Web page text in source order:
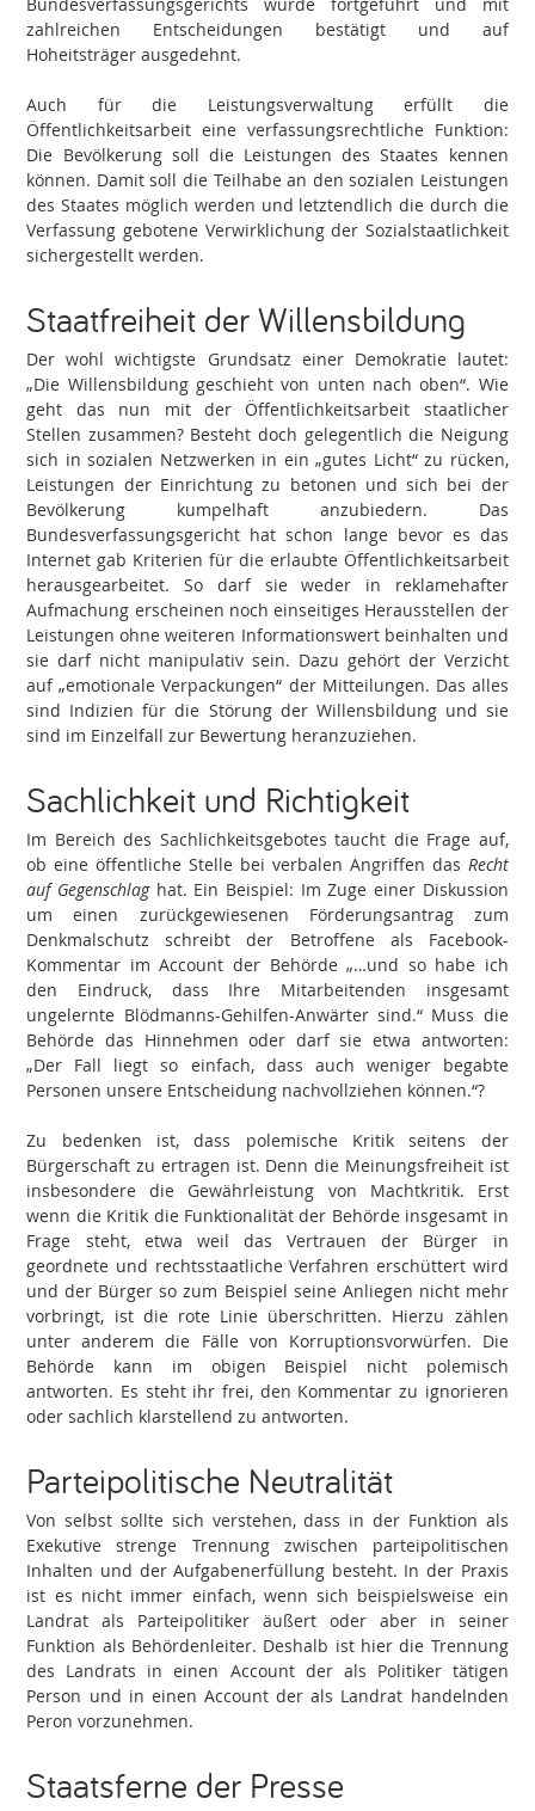
zahlreichen Entscheidungen bestätigt und auf
Hoheitsträger ausgedehnt.
Auch für die Leistungsverwaltung erfüllt die
Öffentlichkeitsarbeit eine verfassungsrechtliche Funktion:
Die Bevölkerung soll die Leistungen des Staates kennen
können. Damit soll die Teilhabe an den sozialen Leistungen
des Staates möglich werden und letztendlich die durch die
Verfassung gebotene Verwirklichung der Sozialstaatlichkeit
sichergestellt werden.
Staatfreiheit der Willensbildung
Der wohl wichtigste Grundsatz einer Demokratie lautet:
„Die Willensbildung geschieht von unten nach oben“. Wie
geht das nun mit der Öffentlichkeitsarbeit staatlicher
Stellen zusammen? Besteht doch gelegentlich die Neigung
sich in sozialen Netzwerken in ein „gutes Licht“ zu rücken,
Leistungen der Einrichtung zu betonen und sich bei der
Bevölkerung kumpelhaft anzubiedern. Das
Bundesverfassungsgericht hat schon lange bevor es das
Internet gab Kriterien für die erlaubte Öffentlichkeitsarbeit
herausgearbeitet. So darf sie weder in reklamehafter
Aufmachung erscheinen noch einseitiges Herausstellen der
Leistungen ohne weiteren Informationswert beinhalten und
sie darf nicht manipulativ sein. Dazu gehört der Verzicht
auf „emotionale Verpackungen“ der Mitteilungen. Das alles
sind Indizien für die Störung der Willensbildung und sie
sind im Einzelfall zur Bewertung heranzuziehen.
Sachlichkeit und Richtigkeit
Im Bereich des Sachlichkeitsgebotes taucht die Frage auf,
ob eine öffentliche Stelle bei verbalen Angriffen das Recht
auf Gegenschlaghat. Ein Beispiel: Im Zuge einer Diskussion
um einen zurückgewiesenen Förderungsantrag zum
Denkmalschutz schreibt der Betroffene als Facebook-
Kommentar im Account der Behörde „…und so habe ich
den Eindruck, dass Ihre Mitarbeitenden insgesamt
ungelernte Blödmanns-Gehilfen-Anwärter sind.“ Muss die
Behörde das Hinnehmen oder darf sie etwa antworten:
„Der Fall liegt so einfach, dass auch weniger begabte
Personen unsere Entscheidung nachvollziehen können.“?
Zu bedenken ist, dass polemische Kritik seitens der
Bürgerschaft zu ertragen ist. Denn die Meinungsfreiheit ist
insbesondere die Gewährleistung von Machtkritik. Erst
wenn die Kritik die Funktionalität der Behörde insgesamt in
Frage steht, etwa weil das Vertrauen der Bürger in
geordnete und rechtsstaatliche Verfahren erschüttert wird
und der Bürger so zum Beispiel seine Anliegen nicht mehr
vorbringt, ist die rote Linie überschritten. Hierzu zählen
unter anderem die Fälle von Korruptionsvorwürfen. Die
Behörde kann im obigen Beispiel nicht polemisch
antworten. Es steht ihr frei, den Kommentar zu ignorieren
oder sachlich klarstellend zu antworten.
Parteipolitische Neutralität
Von selbst sollte sich verstehen, dass in der Funktion als
Exekutive strenge Trennung zwischen parteipolitischen
Inhalten und der Aufgabenerfüllung besteht. In der Praxis
ist es nicht immer einfach, wenn sich beispielsweise ein
Landrat als Parteipolitiker äußert oder aber in seiner
Funktion als Behördenleiter. Deshalb ist hier die Trennung
des Landrats in einen Account der als Politiker tätigen
Person und in einen Account der als Landrat handelnden
Peron vorzunehmen.
Staatsferne der Presse